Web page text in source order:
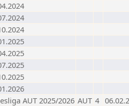
AUT 2025/2026 AUT 4